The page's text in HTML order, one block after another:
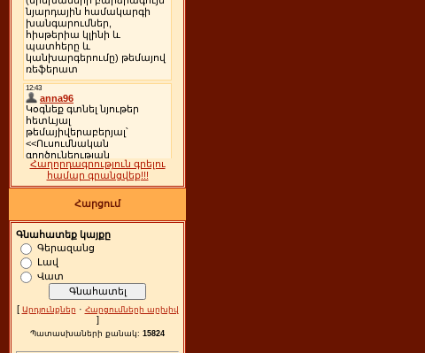
Հաղորդագրություն գրելու
համար գրանցվեք!!!
Հարցում
Գնահատեք կայքը
Գերազանց
Լավ
Վատ
[ Արդյունքներ · Հարցումների արխիվ
]
Պատասխաների քանակ: 15824